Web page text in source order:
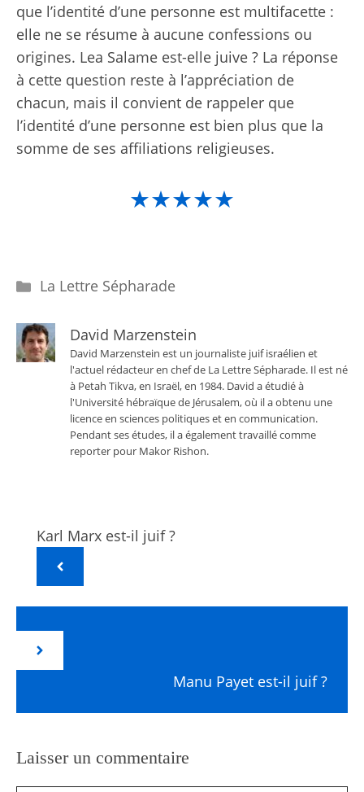
que l’identité d’une personne est multifacette :
elle ne se résume à aucune confessions ou
origines. Lea Salame est-elle juive ? La réponse
à cette question reste à l’appréciation de
chacun, mais il convient de rappeler que
l’identité d’une personne est bien plus que la
somme de ses affiliations religieuses.
★★★★★
Catégories
La Lettre Sépharade
David Marzenstein
David Marzenstein est un journaliste juif israélien et
l'actuel rédacteur en chef de La Lettre Sépharade. Il est né
à Petah Tikva, en Israël, en 1984. David a étudié à
l'Université hébraïque de Jérusalem, où il a obtenu une
licence en sciences politiques et en communication.
Pendant ses études, il a également travaillé comme
reporter pour Makor Rishon.
Karl Marx est-il juif ?
Manu Payet est-il juif ?
Laisser un commentaire